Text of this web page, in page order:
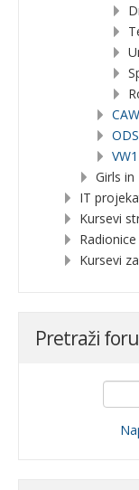
CAW
VW1
Girls in
IT
Kursevi
Kursevi
Pretraži